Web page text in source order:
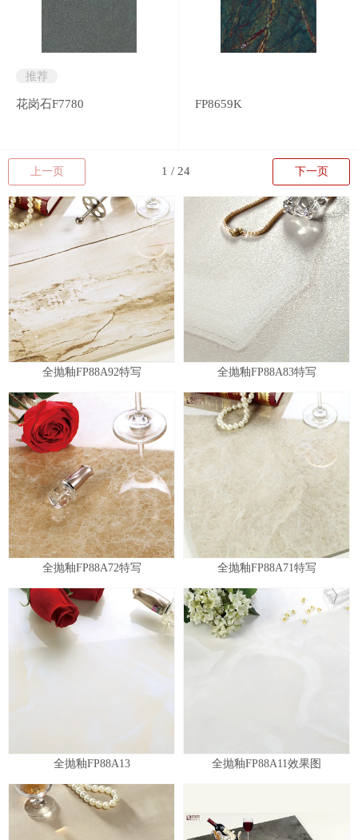
推荐
花岗石F7780 FP8659K
上一页 下一页
全抛釉FP88A92特写 全抛釉FP88A83特写
全抛釉FP88A72特写 全抛釉FP88A71特写
全抛釉FP88A13 全抛釉FP88A11效果图